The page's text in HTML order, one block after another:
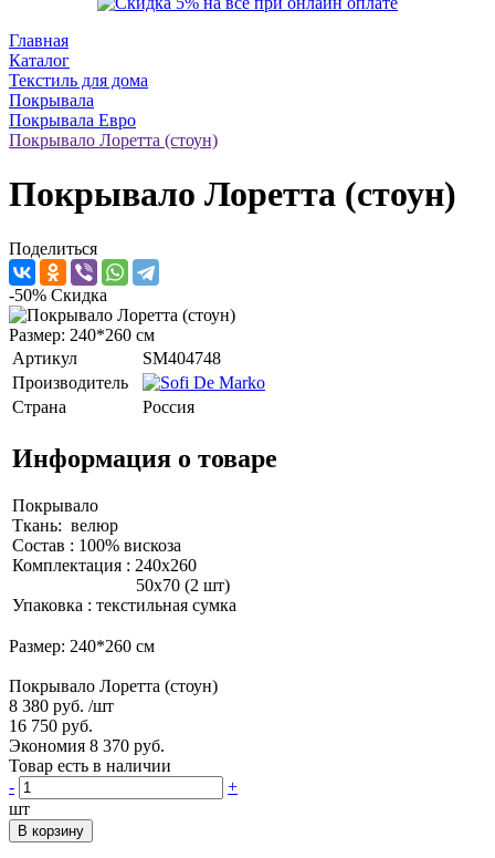
Главная
Каталог
Текстиль для дома
Покрывала
Покрывала Евро
Покрывало Лоретта (стоун)
Покрывало Лоретта (стоун)
Поделиться
-50% Скидка
Размер: 240*260 см
Артикул
SM404748
Производитель
Страна
Россия
Информация о товаре
Покрывало
Ткань: велюр
Состав : 100% вискоза
Комплектация : 240х260
50х70 (2 шт)
Упаковка : текстильная сумка
Размер: 240*260 см
Покрывало Лоретта (стоун)
8 380 руб. /шт
16 750 руб.
Экономия 8 370 руб.
Товар есть в наличии
-
+
шт
В корзину